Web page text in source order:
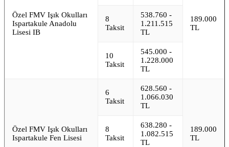
Özel FMV Işık Okulları
Ispartakule Anadolu
Lisesi IB
189.000
TL
8
Taksit
538.760 -
1.211.515
TL
10
Taksit
545.000 -
1.228.000
TL
Özel FMV Işık Okulları
Ispartakule Fen Lisesi
6
Taksit
628.560 -
1.066.030
TL
189.000
TL
8
Taksit
638.280 -
1.082.515
TL